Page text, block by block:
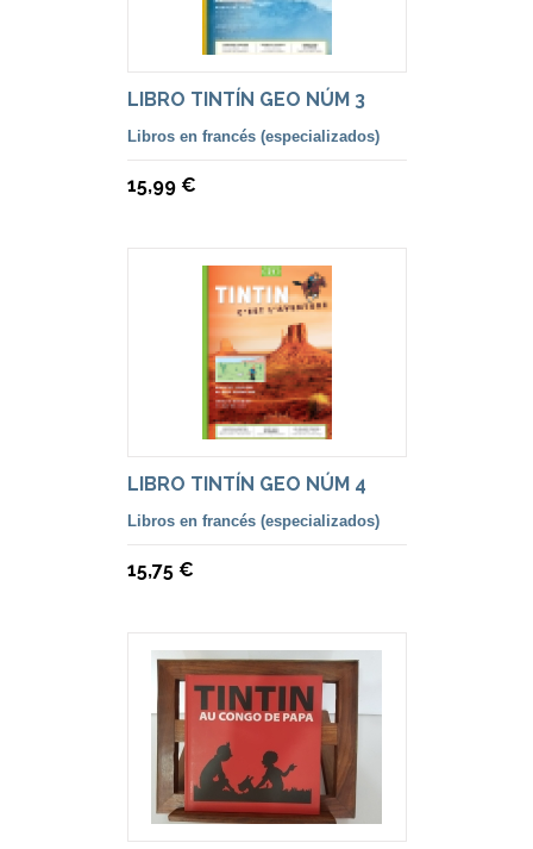
LIBRO TINTÍN GEO NÚM 3
Libros en francés (especializados)
15,99 €
LIBRO TINTÍN GEO NÚM 4
Libros en francés (especializados)
15,75 €